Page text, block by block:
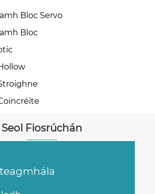
Bloc Servo
Bloc
Seol Fiosrúchán